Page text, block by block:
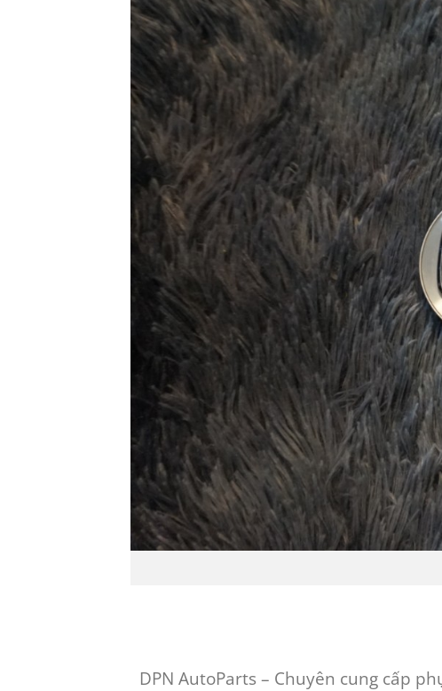
DPN AutoParts – Chuyên cung cấp